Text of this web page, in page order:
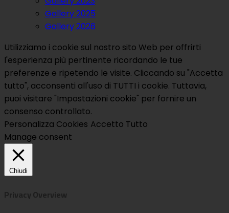
Gallery 2025
Gallery 2026
Utilizziamo i cookie sul nostro sito Web per offrirti
l'esperienza più pertinente ricordando le tue
preferenze e ripetendo le visite. Cliccando su "Accetta
tutto", acconsenti all'uso di TUTTI i cookie. Tuttavia,
puoi visitare "Impostazioni cookie" per fornire un
consenso controllato.
Personalizza Cookies Accetto Tutto
Manage consent
Chiudi
Privacy Overview